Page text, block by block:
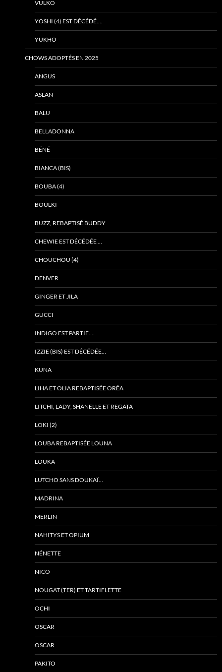
VULKO
YOSHI (4) EST DÉCÉDÉ….
YUKHO
CHOWS ADOPTÉS EN 2025
ANGUS
ASLAN
BALU
BELLADONNA
BÉNÉ
BIANCA (BIS)
BOUBA (4)
BOULKI
BUZZ, REBAPTISÉ BUDDY
CHEWIE EST DÉCÉDÉE …
CHOUCHOU (4)
DENVER
GINGER ET JILA
GUCCI
INDIGO EST PARTIE….
IZZIE (BIS) EST DÉCÉDÉE…
KUNA
LIHA ET OLIA REBAPTISÉE ORÉA
LITCHI, LADY, SHANELLE ET REGATA
LOKI (2)
LOUBA REBAPTISÉE LOUNA
LOUKA
LUTCHO SANS DOUKAÏ…
MADRINA
MERLIN
NAHITYS ET OPIUM
NÉNETTE
NICO
NOUGAT (TER) ET TARTIFLETTE
OCHI
OSCAR
OSCAR
PAKITO